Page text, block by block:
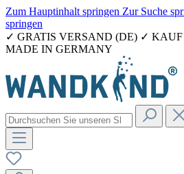
Zum Hauptinhalt springen Zur Suche
springen
✓ GRATIS VERSAND (DE) ✓
MADE IN GERMANY